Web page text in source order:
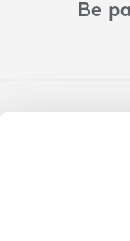
Be